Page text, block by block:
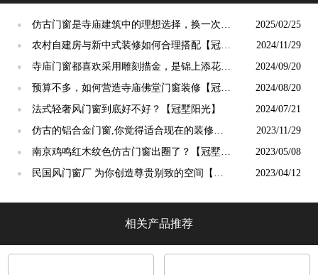
●
仿古门窗是寺庙建筑中的理想选择，换一次用
终生【冠墅阳光】
2025/02/25
●
农村自建房与新中式装修如何合理搭配【冠墅
阳光】
2024/11/29
●
寺庙门窗都喜欢采用雕刻描金，是锦上添花
吗？【冠墅阳光】
2024/09/20
●
预算不多，如何营造寺庙佛堂门窗装修【冠墅
阳光】
2024/08/20
● 法式轻奢风门窗到底好不好？【冠墅阳光】 2024/07/21
●
仿古的铝合金门窗,你觉得适合现在的装修吗?
【冠墅阳光】
2023/11/29
●
南京鸡鸣红木纹色仿古门窗出圈了？【冠墅阳
光】
2023/05/08
●
民国风门窗厂 为你创造尊贵别致的空间【冠
2023/04/12
相关产品推荐